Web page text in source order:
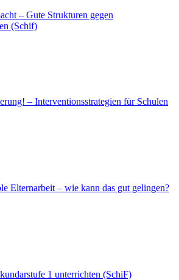
– Gute Strukturen gegen
(Schif)
– Interventionsstrategien für Schulen
Elternarbeit – wie kann das gut gelingen?
1 unterrichten (SchiF)